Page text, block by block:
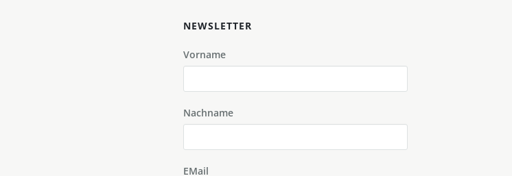
NEWSLETTER
Vorname
Nachname
EMail